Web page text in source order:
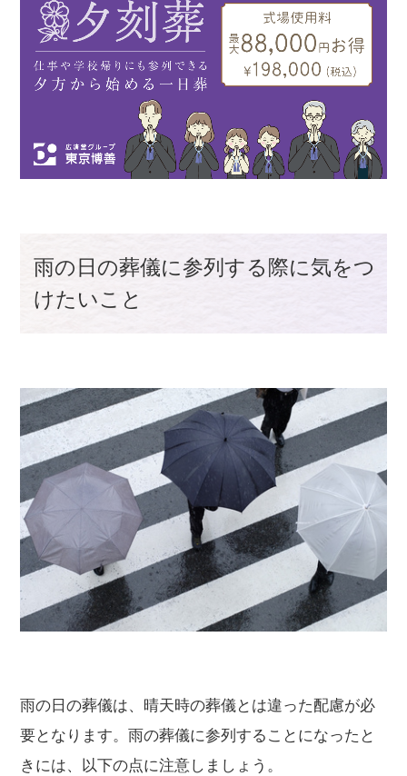
雨の日の葬儀に参列する際に気をつ
けたいこと
雨の日の葬儀は、晴天時の葬儀とは違った配慮が必
要となります。雨の葬儀に参列することになったと
きには、以下の点に注意しましょう。